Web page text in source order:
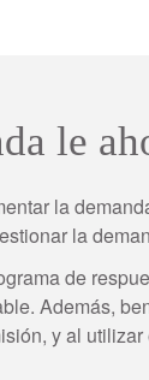
le
la
la
de
Además,
y al